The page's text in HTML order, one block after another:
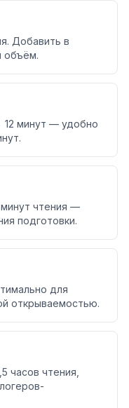
Добавить в
объём.
12 минут — удобно
чтения —
подготовки.
для
открываемостью.
часов чтения,